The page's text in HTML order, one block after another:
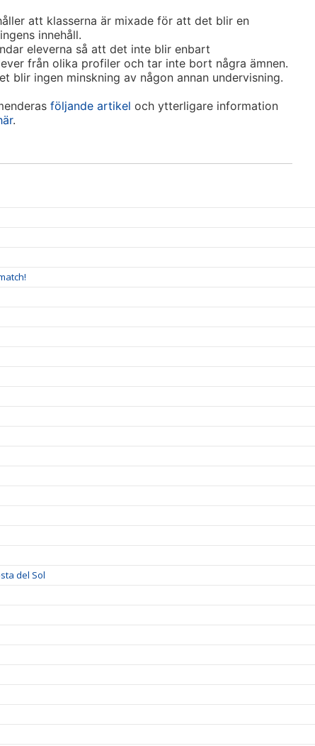
att klasserna är mixade för att det blir en
innehåll.
eleverna så att det inte blir enbart
från olika profiler och tar inte bort några ämnen.
blir ingen minskning av någon annan undervisning.
följande artikel och ytterligare information
.
del Sol